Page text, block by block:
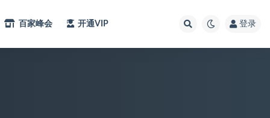
百家峰会 开通VIP 登录